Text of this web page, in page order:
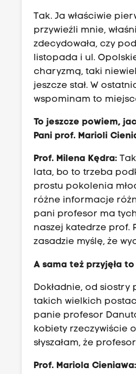
Tak. Ja właściwie
przywieźli mnie,
zdecydowała, czy
listopada i ul.
charyzmą, taki
jeszcze stał. W
wspominam to
To jeszcze powiem,
Pani prof. Marioli
Prof. Milena Kędra:
lata, bo to trzeba
prostu pokolenia
różne informacje
pani profesor ma
naszej katedrze prof.
zasadzie myślę, że
A sama też przyjęła
Dokładnie, od siostry
takich wielkich
panie profesor
kobiety rzeczywiście
słyszałam, że
Prof. Mariola Cieniawa: